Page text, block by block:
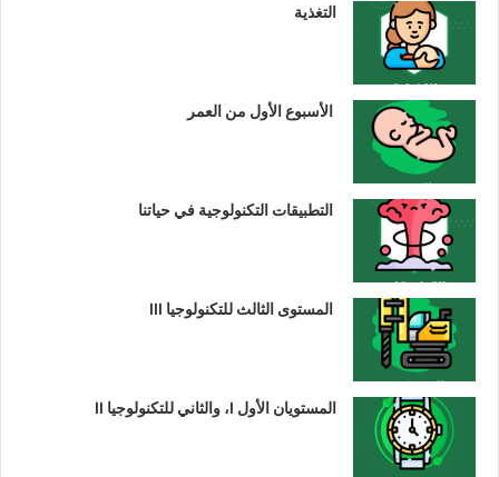
التغذية
الأسبوع الأول من العمر
التطبيقات التكنولوجية في حياتنا
المستوى الثالث للتكنولوجيا III
المستويان الأول I، والثاني للتكنولوجيا II